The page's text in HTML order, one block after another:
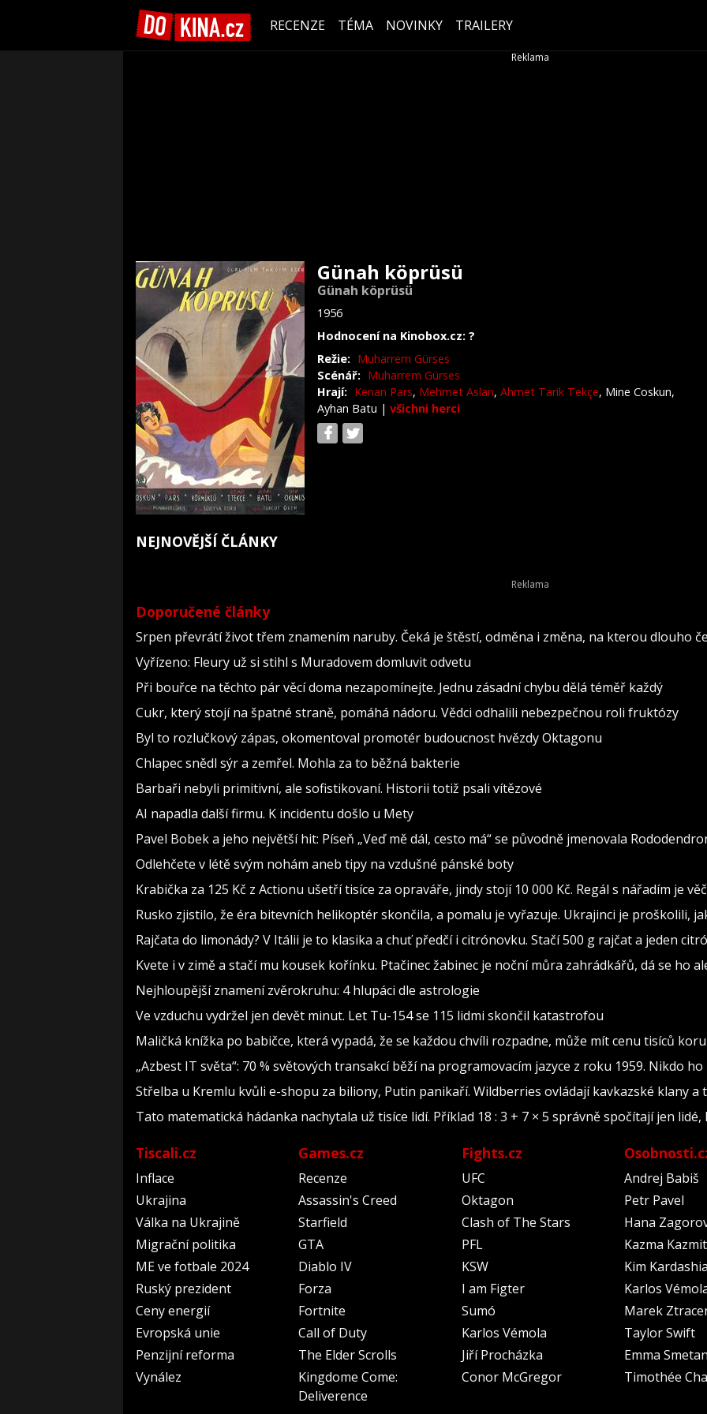
RECENZE TÉMA NOVINKY TRAILERY
Günah köprüsü
Günah köprüsü
1956
Hodnocení na Kinobox.cz: ?
Režie: Muharrem Gürses
Scénář: Muharrem Gürses
Hrají: Kenan Pars, Mehmet Aslan, Ahmet Tarik Tekçe, Mine Coskun,
Ayhan Batu | všichni herci
NEJNOVĚJŠÍ ČLÁNKY
Doporučené články
Srpen převrátí život třem znamením naruby. Čeká je štěstí, odměna i změna, na kterou dlouho
Vyřízeno: Fleury už si stihl s Muradovem domluvit odvetu
Při bouřce na těchto pár věcí doma nezapomínejte. Jednu zásadní chybu dělá téměř každý
Cukr, který stojí na špatné straně, pomáhá nádoru. Vědci odhalili nebezpečnou roli fruktózy
Byl to rozlučkový zápas, okomentoval promotér budoucnost hvězdy Oktagonu
Chlapec snědl sýr a zemřel. Mohla za to běžná bakterie
Barbaři nebyli primitivní, ale sofistikovaní. Historii totiž psali vítězové
AI napadla další firmu. K incidentu došlo u Mety
Pavel Bobek a jeho největší hit: Píseň „Veď mě dál, cesto má“ se původně jmenovala
Odlehčete v létě svým nohám aneb tipy na vzdušné pánské boty
Krabička za 125 Kč z Actionu ušetří tisíce za opraváře, jindy stojí 10 000 Kč. Regál s nářadím je
Rusko zjistilo, že éra bitevních helikoptér skončila, a pomalu je vyřazuje. Ukrajinci je proškolili,
Rajčata do limonády? V Itálii je to klasika a chuť předčí i citrónovku. Stačí 500 g rajčat a jeden
Kvete i v zimě a stačí mu kousek kořínku. Ptačinec žabinec je noční můra zahrádkářů, dá se ho
Nejhloupější znamení zvěrokruhu: 4 hlupáci dle astrologie
Ve vzduchu vydržel jen devět minut. Let Tu-154 se 115 lidmi skončil katastrofou
Maličká knížka po babičce, která vypadá, že se každou chvíli rozpadne, může mít cenu tisíců
„Azbest IT světa“: 70 % světových transakcí běží na programovacím jazyce z roku 1959. Nikdo
Střelba u Kremlu kvůli e-shopu za biliony, Putin panikaří. Wildberries ovládají kavkazské klany a
Tato matematická hádanka nachytala už tisíce lidí. Příklad 18 : 3 + 7 × 5 správně spočítají jen
Tiscali.cz
Inflace
Ukrajina
Válka na Ukrajině
Migrační politika
ME ve fotbale 2024
Ruský prezident
Ceny energií
Evropská unie
Penzijní reforma
Vynález
Games.cz
Recenze
Assassin's Creed
Starfield
GTA
Diablo IV
Forza
Fortnite
Call of Duty
The Elder Scrolls
Kingdome Come:
Deliverence
Fights.cz
UFC
Oktagon
Clash of The Stars
PFL
KSW
I am Figter
Sumó
Karlos Vémola
Jiří Procházka
Conor McGregor
Andrej Babiš
Petr Pavel
Hana
Kazma
Kim
Karlos
Marek
Taylor Swift
Emma
Timothée